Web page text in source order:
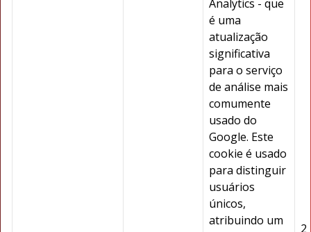
Analytics - que
é uma
atualização
significativa
para o serviço
de análise mais
comumente
usado do
Google. Este
cookie é usado
para distinguir
usuários
únicos,
atribuindo um
2